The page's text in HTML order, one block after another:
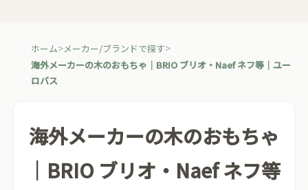
ホーム メーカー/ブランドで探す
海外メーカーの木のおもちゃ｜BRIO ブリオ・Naef ネフ等｜ユー
ロバス
海外メーカーの木のおもちゃ
｜BRIO ブリオ・Naef ネフ等